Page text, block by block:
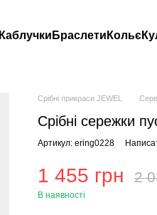
Каблучки Браслети Кольє
Срібні прикраси JEWEL
Срібні сережки
Артикул: ering0228
1 455 грн 2
В наявності